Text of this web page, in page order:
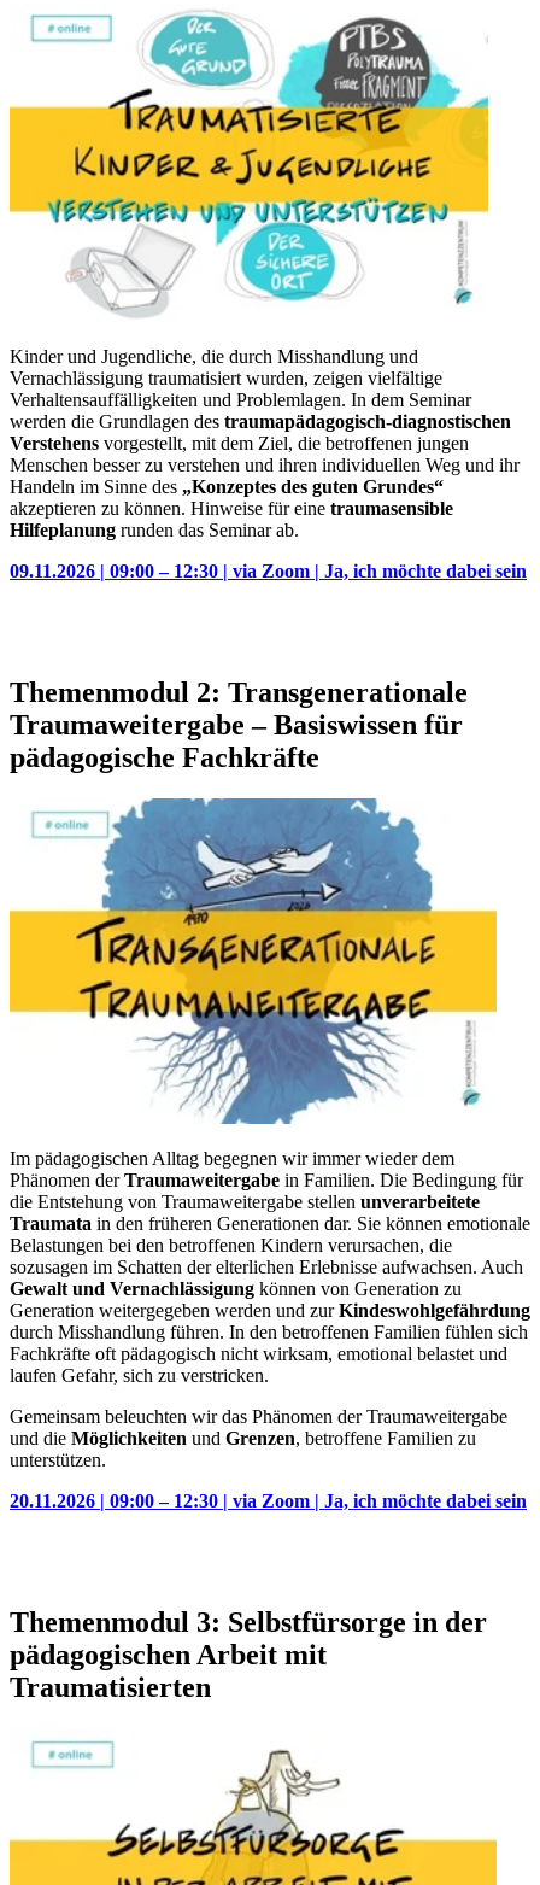
Kinder und Jugendliche, die durch Misshandlung und
Vernachlässigung traumatisiert wurden, zeigen vielfältige
Verhaltensauffälligkeiten und Problemlagen. In dem Seminar
werden die Grundlagen des traumapädagogisch-diagnostischen
Verstehens vorgestellt, mit dem Ziel, die betroffenen jungen
Menschen besser zu verstehen und ihren individuellen Weg und ihr
Handeln im Sinne des „Konzeptes des guten Grundes“
akzeptieren zu können. Hinweise für eine traumasensible
Hilfeplanung runden das Seminar ab.
09.11.2026 | 09:00 – 12:30 | via Zoom | Ja, ich möchte dabei sein
Themenmodul 2: Transgenerationale
Traumaweitergabe – Basiswissen für
pädagogische Fachkräfte
Im pädagogischen Alltag begegnen wir immer wieder dem
Phänomen derTraumaweitergabe in Familien. Die Bedingung für
die Entstehung von Traumaweitergabe stellen unverarbeitete
Traumata in den früheren Generationen dar. Sie können emotionale
Belastungen bei den betroffenen Kindern verursachen, die
sozusagen im Schatten der elterlichen Erlebnisse aufwachsen. Auch
Gewalt und Vernachlässigung können von Generation zu
Generation weitergegeben werden und zurKindeswohlgefährdung
durch Misshandlung führen. In den betroffenen Familien fühlen sich
Fachkräfte oft pädagogisch nicht wirksam, emotional belastet und
laufen Gefahr, sich zu verstricken.
Gemeinsam beleuchten wir das Phänomen der Traumaweitergabe
und die Möglichkeiten und Grenzen, betroffene Familien zu
unterstützen.
20.11.2026 | 09:00 – 12:30 | via Zoom | Ja, ich möchte dabei sein
Themenmodul 3: Selbstfürsorge in der
pädagogischen Arbeit mit
Traumatisierten